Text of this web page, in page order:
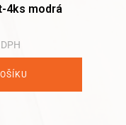
4ks modrá